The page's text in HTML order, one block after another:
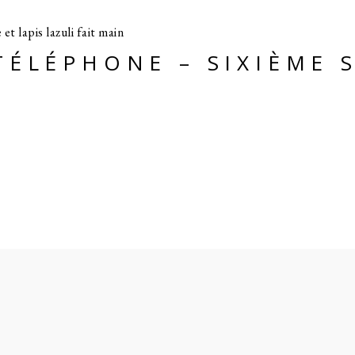
– SIXIÈME